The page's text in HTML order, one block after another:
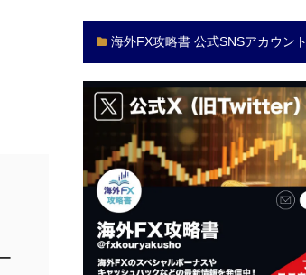
海外FX攻略書 公式SNSアカウント